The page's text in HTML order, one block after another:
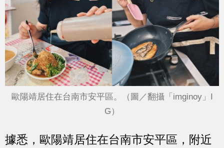
歐陽靖居住在台南市安平區。（圖／翻攝「imginoy」I
G）
據悉，歐陽靖居住在台南市安平區，附近